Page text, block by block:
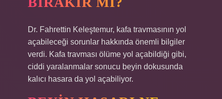
Dr. Fahrettin Keleştemur, kafa travmasının yol
açabileceği sorunlar hakkında önemli bilgiler
verdi. Kafa travması ölüme yol açabildiği gibi,
ciddi yaralanmalar sonucu beyin dokusunda
kalıcı hasara da yol açabiliyor.